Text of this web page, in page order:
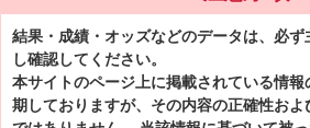
結果・成績・オッズなどのデータは、必
し確認してください。
本サイトのページ上に掲載されている情
期しておりますが、その内容の正確性お